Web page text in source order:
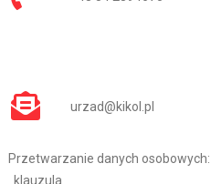
urzad@kikol.pl
Przetwarzanie danych osobowych:
klauzula